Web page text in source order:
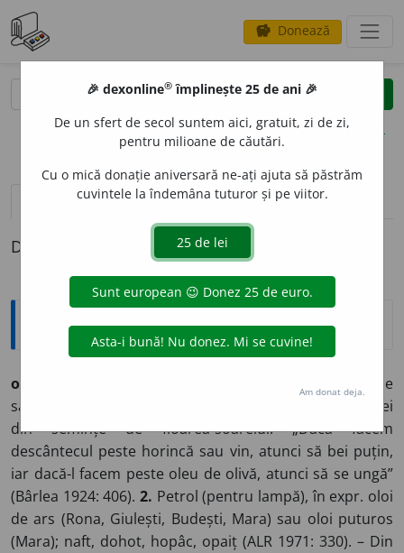
savings Donează
clear
opțiuni
definiții (1)
Definiția cu ID-ul 712778:
Arhaisme și regionalisme
ol
Ulei, undelemn. Oloi de
sâmburi = ulei din semințe de dovleac; oloi de rujă = ulei
din semințe de floarea-soarelui: „Dacă facem
descântecul peste horincă sau vin, atunci să bei puțin,
iar dacă-l facem peste oleu de olivă, atunci să se ungă”
(Bârlea 1924: 406). 2. Petrol (pentru lampă), în expr. oloi
de ars (Rona, Giulești, Budești, Mara) sau oloi puturos
(Mara); naft, dohot, hopâc, opaiț (ALR 1971: 330). – Din
🎉 dexonline® împlinește 25 de ani 🎉
De un sfert de secol suntem aici, gratuit, zi de zi,
pentru milioane de căutări.
Cu o mică donație aniversară ne-ați ajuta să păstrăm
cuvintele la îndemâna tuturor și pe viitor.
Am donat deja.